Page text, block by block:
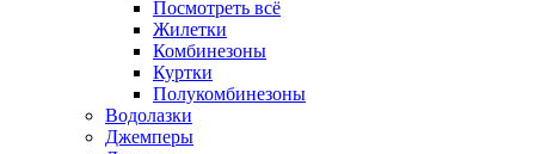
Посмотреть всё
Жилетки
Комбинезоны
Куртки
Полукомбинезоны
Водолазки
Джемперы